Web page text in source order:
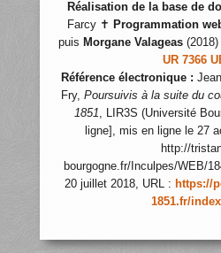
Réalisation de la base de
Farcy ✝ Programmation
puis Morgane Valageas (2018)
UR 7366
Référence électronique :
Fry, Poursuivis à la suite du
1851, LIR3S (Université
ligne], mis en ligne le 27
http://
bourgogne.fr/Inculpes/WEB/
20 juillet 2018, URL : https://
1851.fr/